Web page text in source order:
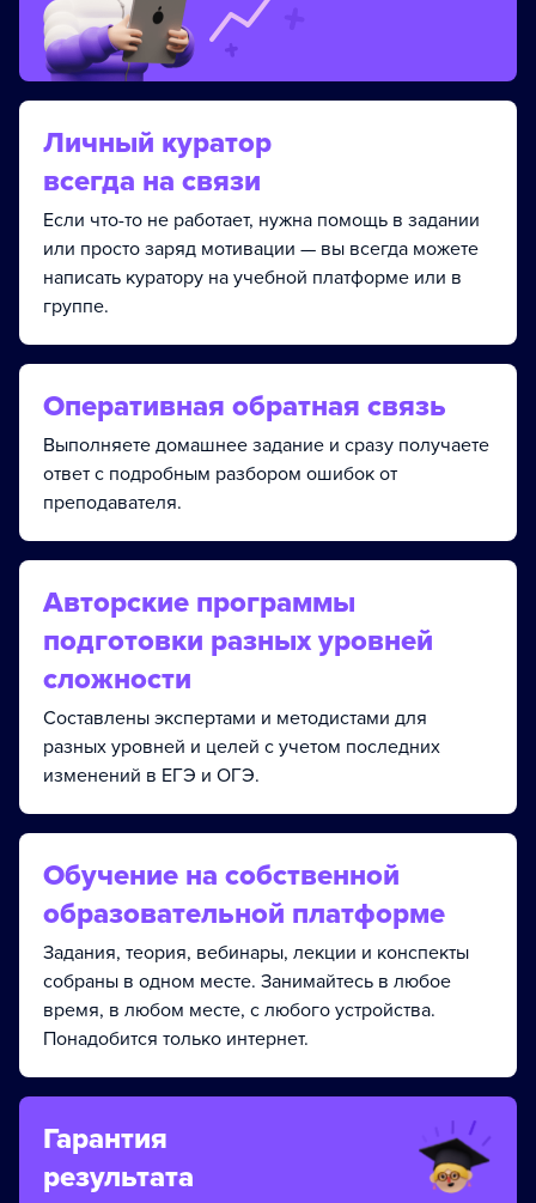
Личный куратор
всегда на связи
Если что-то не работает, нужна помощь в задании
или просто заряд мотивации — вы всегда можете
написать куратору на учебной платформе или в
группе.
Оперативная обратная связь
Выполняете домашнее задание и сразу получаете
ответ с подробным разбором ошибок от
преподавателя.
Авторские программы
подготовки разных уровней
сложности
Составлены экспертами и методистами для
разных уровней и целей с учетом последних
изменений в ЕГЭ и ОГЭ.
Обучение на собственной
образовательной платформе
Задания, теория, вебинары, лекции и конспекты
собраны в одном месте. Занимайтесь в любое
время, в любом месте, с любого устройства.
Понадобится только интернет.
Гарантия
результата